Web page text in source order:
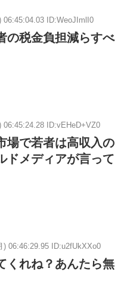
06:45:04.03 ID:WeoJImlI0
の税金負担減らすべ
06:45:24.28 ID:vEHeD+VZ0
場で若者は高収入の
ドメディアが言って
) 06:46:29.95 ID:u2fUkXXo0
くれね？あんたら無